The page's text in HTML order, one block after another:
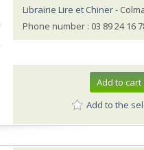
Librairie Lire et Chiner-
Phone number : 03 89 24 16
Add to cart
Add to the